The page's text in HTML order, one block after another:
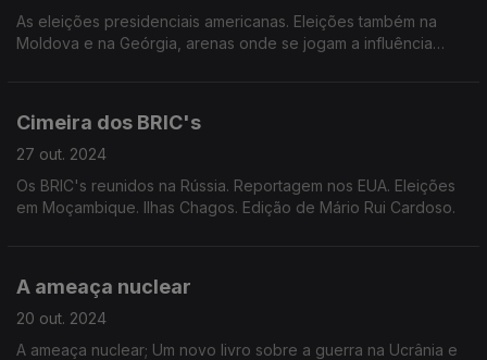
As eleições presidenciais americanas. Eleições também na
Moldova e na Geórgia, arenas onde se jogam a influência
Cimeira dos BRIC's
27 out. 2024
Os BRIC's reunidos na Rússia. Reportagem nos EUA. Eleições
em Moçambique. Ilhas Chagos. Edição de Mário Rui Cardoso.
A ameaça nuclear
20 out. 2024
A ameaça nuclear; Um novo livro sobre a guerra na Ucrânia e